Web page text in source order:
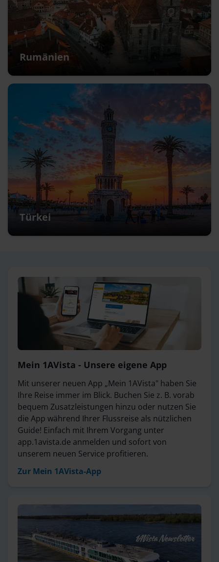
Rumänien
Türkei
Mein 1AVista - Unsere eigene App
Mit unserer neuen App „Mein 1AVista" haben Sie
Ihre Reise immer im Blick. Buchen Sie z. B. vorab
bequem Zusatzleistungen hinzu oder nutzen Sie
die App während Ihrer Flussreise als nützlichen
Guide! Einfach mit Ihrem Vorgang unter
app.1avista.de anmelden und sofort von
unserem neuen Service profitieren.
Zur Mein 1AVista-App